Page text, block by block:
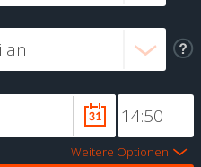
Weitere Optionen